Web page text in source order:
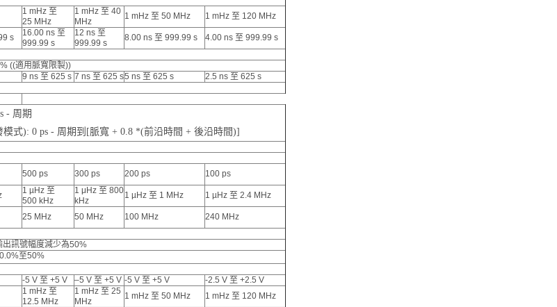
1 mHz 至
25 MHz
1 mHz 至 40
MHz
1 mHz 至 50 MHz 1 mHz 至 120 MHz
s
16.00 ns 至
999.99 s
12 ns 至
999.99 s
8.00 ns 至 999.99 s
4.00 ns 至 999.99 s
((適用脈寬限製))
9 ns 至 625 s 7 ns 至 625 s5 ns 至 625 s
2.5 ns 至 625 s
- 周期
式): 0 ps - 周期到[脈寬 + 0.8 *(前沿時間 + 後沿時間)]
500 ps 300 ps 200 ps 100 ps
1 µHz 至
500 kHz
1 μHz 至 800
kHz
1 µHz 至 1 MHz
1 µHz 至 2.4 MHz
25 MHz 50 MHz 100 MHz
240 MHz
訊號幅度減少為50%
至50%
-5 V 至 +5 V –5 V 至 +5 V -5 V 至 +5 V
-2.5 V 至 +2.5 V
1 mHz 至
12.5 MHz
1 mHz 至 25
MHz
1 mHz 至 50 MHz
1 mHz 至 120 MHz